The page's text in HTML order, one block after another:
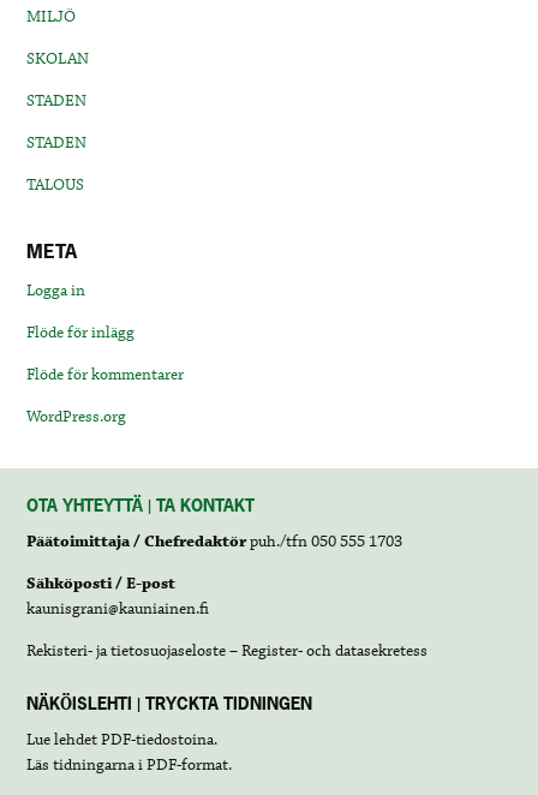
MILJÖ
SKOLAN
STADEN
STADEN
TALOUS
META
Logga in
Flöde för inlägg
Flöde för kommentarer
WordPress.org
OTA YHTEYTTÄ | TA KONTAKT
Päätoimittaja / Chefredaktörpuh./tfn 050 555 1703
Sähköposti / E-post
kaunisgrani@kauniainen.fi
Rekisteri- ja tietosuojaseloste – Register- och datasekretess
NÄKÖISLEHTI | TRYCKTA TIDNINGEN
Lue lehdetPDF-tiedostoina.
Läs tidningarna iPDF-format.